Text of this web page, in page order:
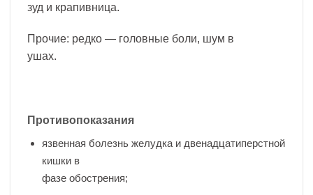
зуд и крапивница.
Прочие: редко — головные боли, шум в
ушах.
Противопоказания
язвенная болезнь желудка и двенадцатиперстной
кишки в
фазе обострения;